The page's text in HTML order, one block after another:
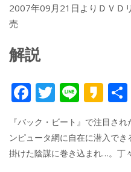
2007年09月21日よりＤＶＤ
売
解説
F
e
b
T
w
itt
er
Li
e
K
a
k
a
『バック・ビート』で注目さ
ンピュータ網に自在に潜入で
掛けた陰謀に巻き込まれ…。丁